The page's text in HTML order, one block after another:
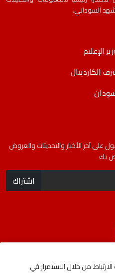
السوداني.
الإعلام
الكاردينال
على آخر الأخبار والتحديثات والعروض
بك
اشتراك
من خلال الاستمرار في